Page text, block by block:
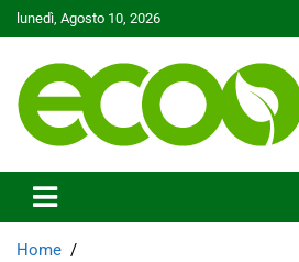
Skip
to
lunedì, Agosto 10, 2026
Ecoo.it
Home